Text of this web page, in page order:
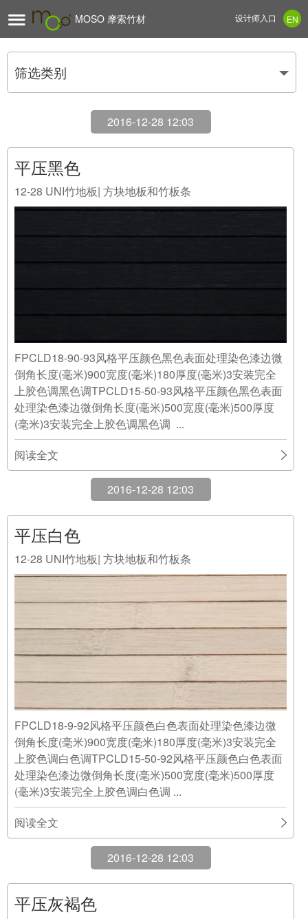
 MOSO 摩索竹材 EN
设计师入口
筛选类别
2016-12-28 12:03
平压黑色
12-28 UNI竹地板| 方块地板和竹板条
FPCLD18-90-93风格平压颜色黑色表面处理染色漆边微
倒角长度(毫米)900宽度(毫米)180厚度(毫米)3安装完全
上胶色调黑色调TPCLD15-50-93风格平压颜色黑色表面
处理染色漆边微倒角长度(毫米)500宽度(毫米)500厚度
(毫米)3安装完全上胶色调黑色调 ...
阅读全文
2016-12-28 12:03
平压白色
12-28 UNI竹地板| 方块地板和竹板条
FPCLD18-9-92风格平压颜色白色表面处理染色漆边微
倒角长度(毫米)900宽度(毫米)180厚度(毫米)3安装完全
上胶色调白色调TPCLD15-50-92风格平压颜色白色表面
处理染色漆边微倒角长度(毫米)500宽度(毫米)500厚度
(毫米)3安装完全上胶色调白色调 ...
阅读全文
2016-12-28 12:03
平压灰褐色